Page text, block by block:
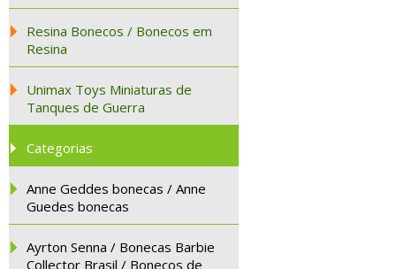
Resina Bonecos / Bonecos em
Resina
Unimax Toys Miniaturas de
Tanques de Guerra
Categorias
Anne Geddes bonecas / Anne
Guedes bonecas
Ayrton Senna / Bonecas Barbie
Collector Brasil / Bonecos de